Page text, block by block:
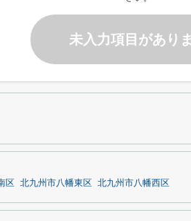
未入力項目があり
区 北九州市八幡東区 北九州市八幡西区